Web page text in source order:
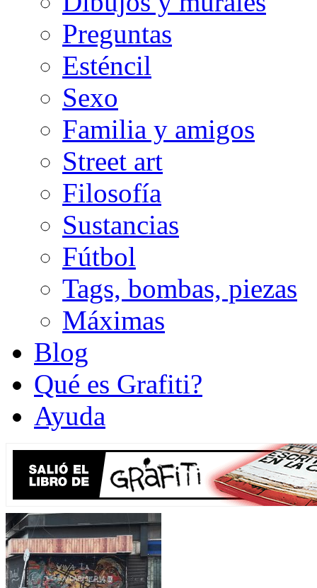
Preguntas
Esténcil
Sexo
Familia y amigos
Street art
Filosofía
Sustancias
Fútbol
Tags, bombas, piezas
Máximas
Blog
Qué es Grafiti?
Ayuda